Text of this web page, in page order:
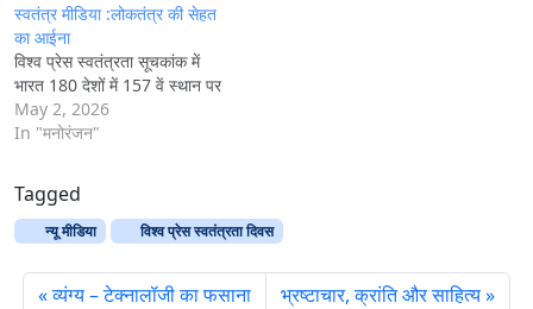
स्वतंत्र मीडिया :लोकतंत्र की सेहत
का आईना
विश्व प्रेस स्वतंत्रता सूचकांक में
भारत 180 देशों में 157 वें स्थान पर
May 2, 2026
In "मनोरंजन"
Tagged
न्‍यू मीडिया विश्व प्रेस स्वतंत्रता दिवस
व्यंग्य – टेक्नालॉजी का फसाना भ्रष्टाचार, क्रांति और साहित्य